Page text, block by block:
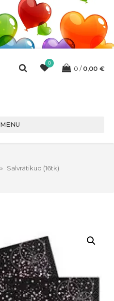
0
0 0,00 €
MENU
» Salvrätikud (16tk)